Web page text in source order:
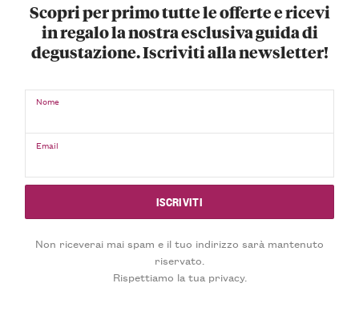
Scopri per primo tutte le offerte e ricevi
in regalo la nostra esclusiva guida di
degustazione. Iscriviti alla newsletter!
Nome
Email
Non riceverai mai spam e il tuo indirizzo sarà mantenuto
riservato.
Rispettiamo la tua privacy.